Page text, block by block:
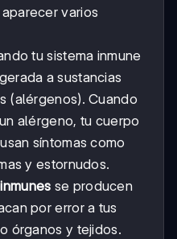
varios
tu sistema inmune
a sustancias
(alérgenos). Cuando
alérgeno, tu cuerpo
síntomas como
y estornudos.
se producen
por error a tus
órganos y tejidos.